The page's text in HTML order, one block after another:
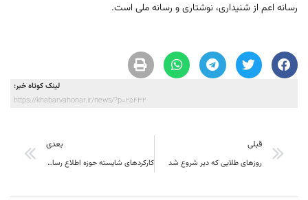
رسانه اعم از شنیداری، نوشتاری و رسانه ملی است.
لینک کوتاه خبر:
https://khabarvahonar.ir/news/?p=25432
قبلی
روزهای طلایی که دیر شروع شد
بعدی
کارکردهای شایسته حوزه اطلاع رسانی و مطبوعات در جنگ امید بخش بود